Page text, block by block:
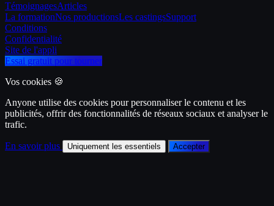
TémoignagesArticles
La formationNos productionsLes castingsSupport
Conditions
Confidentialité
Site de l'appli
Essai gratuit pour tourner
Vos cookies 🍪
Anyone utilise des cookies pour personnaliser le contenu et les
publicités, offrir des fonctionnalités de réseaux sociaux et analyser le
trafic.
En savoir plus Uniquement les essentiels Accepter